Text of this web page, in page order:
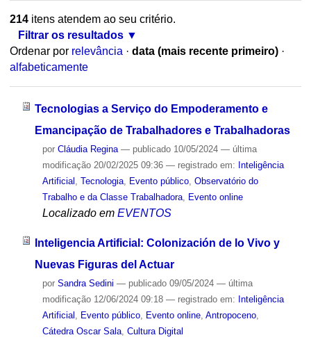
214itens atendem ao seu critério.
Filtrar os resultados
Ordenar por relevância · data (mais recente primeiro) ·
alfabeticamente
Tecnologias a Serviço do Empoderamento e
Emancipação de Trabalhadores e Trabalhadoras
por Cláudia Regina — publicado10/05/2024 — última
modificação20/02/2025 09:36 — registrado em: Inteligência
Artificial
Tecnologia, Evento público, Observatório do
Trabalho e da Classe Trabalhadora, Evento online
Localizado em EVENTOS
Inteligencia Artificial: Colonización de lo Vivo y
Nuevas Figuras del Actuar
por Sandra Sedini — publicado09/05/2024 — última
modificação12/06/2024 09:18 — registrado em: Inteligência
Artificial
Evento público, Evento online, Antropoceno,
Cátedra Oscar Sala, Cultura Digital